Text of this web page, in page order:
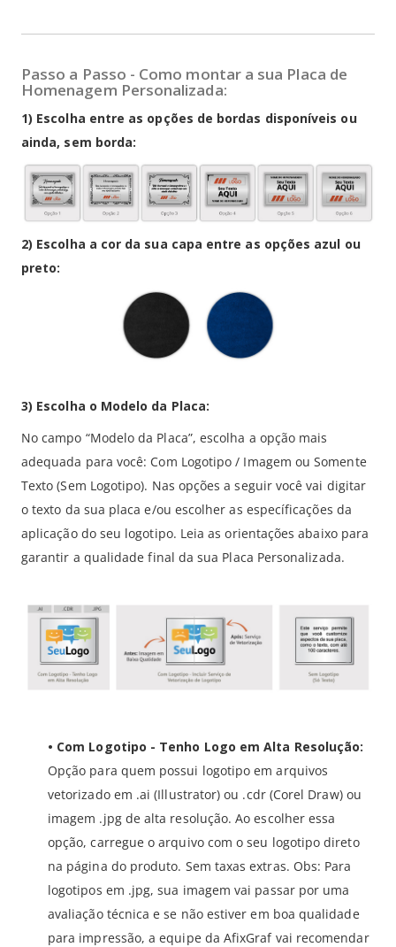
Passo a Passo - Como montar a sua Placa de
Homenagem Personalizada:
1) Escolha entre as opções de bordas disponíveis ou
ainda, sem borda:
2) Escolha a cor da sua capa entre as opções azul ou
preto:
3) Escolha o Modelo da Placa:
No campo “Modelo da Placa”, escolha a opção mais
adequada para você: Com Logotipo / Imagem ou Somente
Texto (Sem Logotipo). Nas opções a seguir você vai digitar
o texto da sua placa e/ou escolher as específicações da
aplicação do seu logotipo. Leia as orientações abaixo para
garantir a qualidade final da sua Placa Personalizada.
• Com Logotipo - Tenho Logo em Alta Resolução:
Opção para quem possui logotipo em arquivos
vetorizado em .ai (Illustrator) ou .cdr (Corel Draw) ou
imagem .jpg de alta resolução. Ao escolher essa
opção, carregue o arquivo com o seu logotipo direto
na página do produto. Sem taxas extras. Obs: Para
logotipos em .jpg, sua imagem vai passar por uma
avaliação técnica e se não estiver em boa qualidade
para impressão, a equipe da AfixGraf vai recomendar